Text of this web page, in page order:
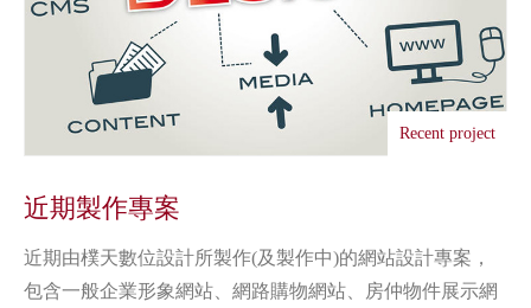
Recent project
近期製作專案
近期由樸天數位設計所製作(及製作中)的網站設計專案，
包含一般企業形象網站、網路購物網站、房仲物件展示網